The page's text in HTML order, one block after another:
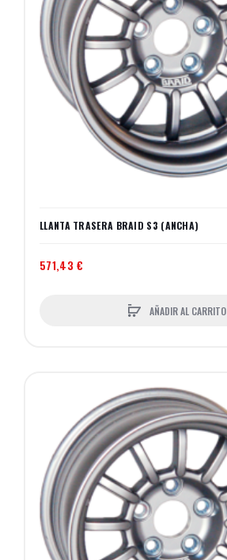
LLANTA TRASERA BRAID S3 (ANCHA)
571,43 €
AÑADIR AL CARRITO